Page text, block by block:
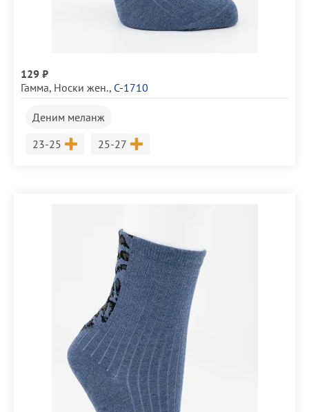
129 ₽
Гамма, Носки жен., С-1710
Деним меланж
Размер
23-25 Размер
25-27